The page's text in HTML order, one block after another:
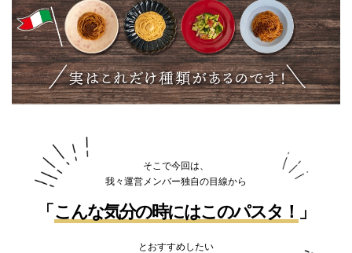
そこで今回は、
我々運営メンバー独自の目線から
こんな気分の時にはこのパスタ！
とおすすめしたい